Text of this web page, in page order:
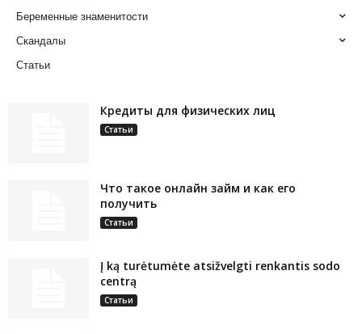
Беременные знаменитости
Скандалы
Статьи
Кредиты для физических лиц
Статьи
Что такое онлайн займ и как его
получить
Статьи
Į ką turėtumėte atsižvelgti renkantis sodo
centrą
Статьи